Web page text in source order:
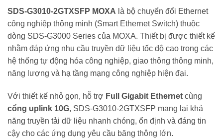
SDS-G3010-2GTXSFP MOXA là bộ chuyển đổi Ethernet
công nghiệp thông minh (Smart Ethernet Switch) thuộc
dòng SDS-G3000 Series của MOXA. Thiết bị được thiết kế
nhằm đáp ứng nhu cầu truyền dữ liệu tốc độ cao trong các
hệ thống tự động hóa công nghiệp, giao thông thông minh,
năng lượng và hạ tầng mạng công nghiệp hiện đại.
Với thiết kế nhỏ gọn, hỗ trợ Full Gigabit Ethernet cùng
cổng uplink 10G, SDS-G3010-2GTXSFP mang lại khả
năng truyền tải dữ liệu nhanh chóng, ổn định và đáng tin
cậy cho các ứng dụng yêu cầu băng thông lớn.